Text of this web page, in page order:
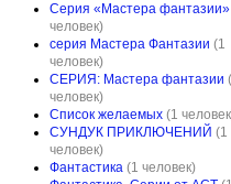
Серия «Мастера фантазии»
человек)
серия Мастера Фантазии (1
человек)
СЕРИЯ: Мастера фантазии
человек)
Список желаемых (1
СУНДУК ПРИКЛЮЧЕНИЙ (1
человек)
Фантастика (1 человек)